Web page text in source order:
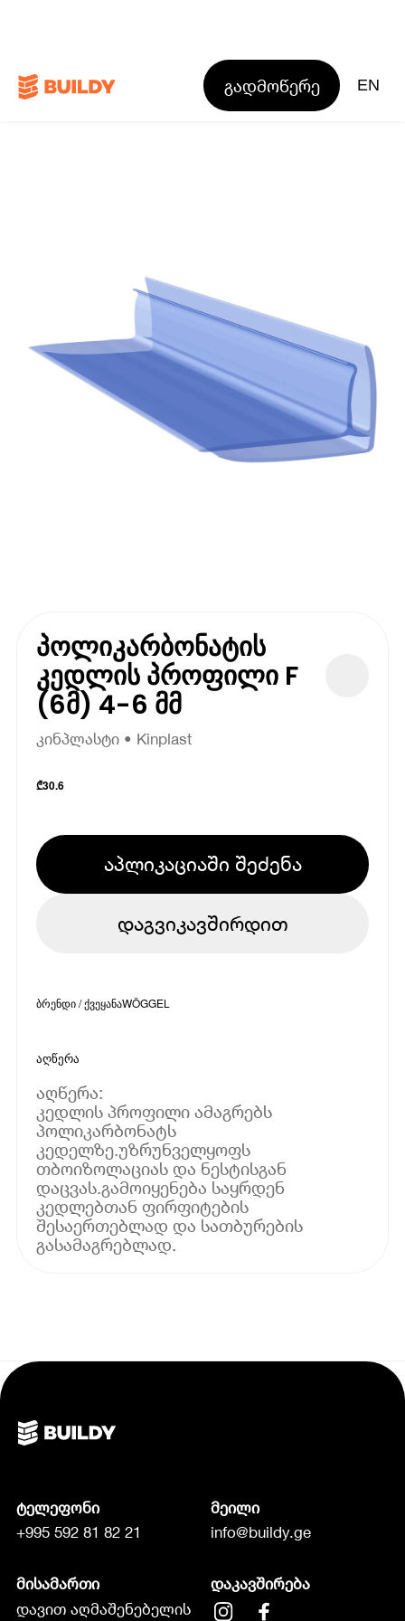
გადმოწერე EN
პოლიკარბონატის
კედლის პროფილი F
(6მ) 4-6 მმ
კინპლასტი • Kinplast
₾30.6
აპლიკაციაში შეძენა
დაგვიკავშირდით
ბრენდი / ქვეყანაWÖGGEL
აღწერა
აღწერა:
კედლის პროფილი ამაგრებს
პოლიკარბონატს
კედელზე.უზრუნველყოფს
თბოიზოლაციას და ნესტისგან
დაცვას.გამოიყენება საყრდენ
კედლებთან ფირფიტების
შესაერთებლად და სათბურების
გასამაგრებლად.
ტელეფონი
+995 592 81 82 21
მეილი
info@buildy.ge
მისამართი
დავით აღმაშენებელის
დაკავშირება